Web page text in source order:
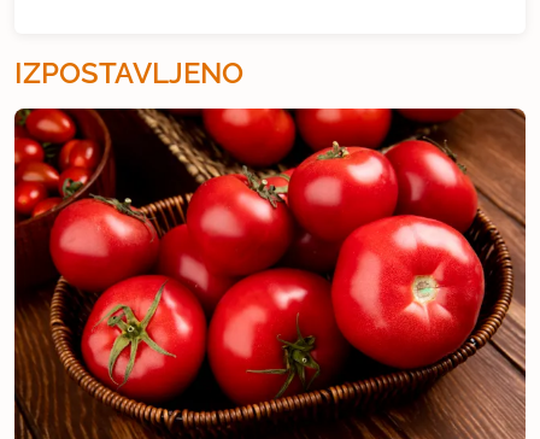
IZPOSTAVLJENO